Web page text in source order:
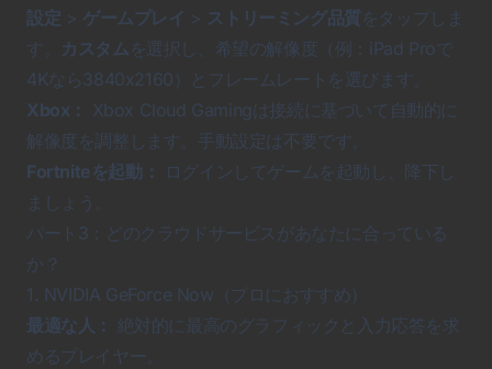
設定 >ゲームプレイ > ストリーミング品質をタップしま
す。 カスタムを選択し、希望の解像度（例：iPad Proで
4Kなら3840x2160）とフレームレートを選びます。
Xbox：
Xbox Cloud Gamingは接続に基づいて自動的に
解像度を調整します。手動設定は不要です。
Fortniteを起動：
ログインしてゲームを起動し、降下し
ましょう。
パート3：どのクラウドサービスがあなたに合っている
か？
1. NVIDIA GeForce Now（プロにおすすめ）
最適な人：
絶対的に最高のグラフィックと入力応答を求
めるプレイヤー。